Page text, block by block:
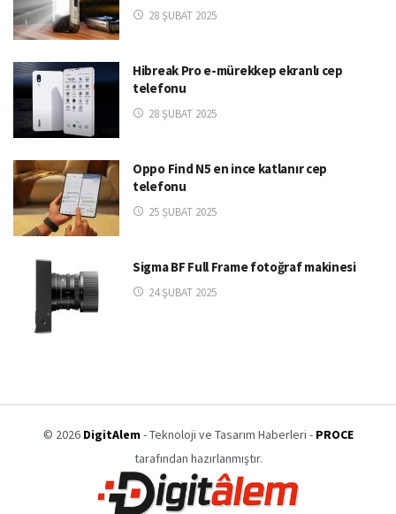
28 ŞUBAT 2025
Hibreak Pro e-mürekkep ekranlı cep
telefonu
28 ŞUBAT 2025
Oppo Find N5 en ince katlanır cep
telefonu
25 ŞUBAT 2025
Sigma BF Full Frame fotoğraf makinesi
24 ŞUBAT 2025
© 2026 DigitAlem- Teknoloji ve Tasarım Haberleri - PROCE
tarafından hazırlanmıştır.